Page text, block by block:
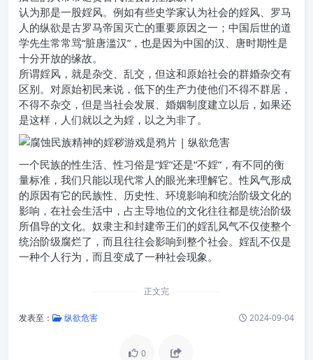
认为那是一股婬风。例如有些史学家认为社会的婬风、罗马
人的纵欲是古罗马帝国灭亡的重要原因之一；中国后世的道
学先生常常骂“脏唐滥汉”，也是因为中国的汉、唐时期性是
十分开放的缘故。
所谓婬风，就是杂交、乱交，但这和原始社会的群婚杂交有
区别。对原始初民来说，低下的生产力使他们不得不群居，
不得不杂交，但是当社会发展、婚姻制度建立以后，如果还
是这样，人们就以之为婬，以之为非了。
一个民族的性生活、性习俗是“婬”还是“不婬”，有不同的衡
量标准，我们只能以现代常人的眼光来理解它。性风气形成
的原因有它的民族性、历史性、环境影响和统治阶级文化的
影响，在社会生活中，占主导地位的文化往往都是统治阶级
所倡导的文化。奴隶主和封建帝王们的婬乱风气不仅使整个
统治阶级腐烂了，而且往往会影响到整个社会。婬乱不仅是
一种个人行为，而且变成了一种社会现象。
正文完
发表至： 纵欲危害 2024-09-04
0